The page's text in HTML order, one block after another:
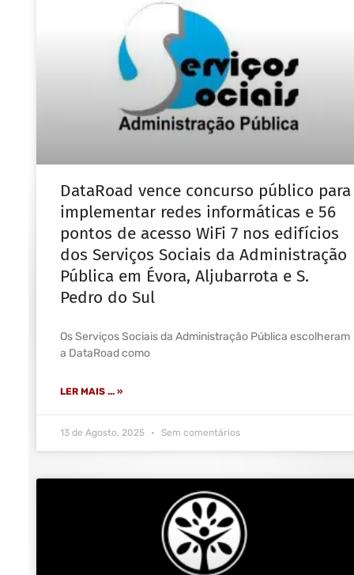
DataRoad vence concurso público para
implementar redes informáticas e 56
pontos de acesso WiFi 7 nos edifícios
dos Serviços Sociais da Administração
Pública em Évora, Aljubarrota e S.
Pedro do Sul
Os Serviços Sociais da Administração Pública escolheram
a DataRoad como
LER MAIS ... »
13 de Agosto, 2025 Sem comentários